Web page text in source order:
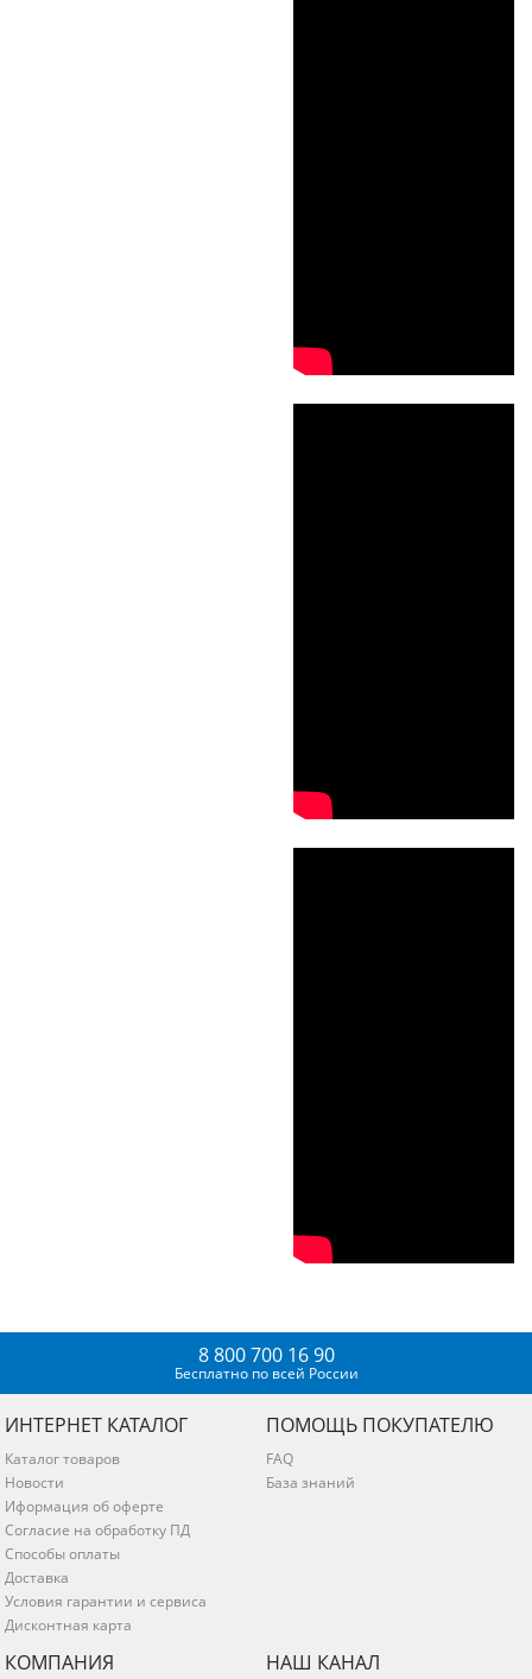
8 800 700 16 90
Бесплатно по всей России
ИНТЕРНЕТ КАТАЛОГ
Каталог товаров
Новости
Иформация об оферте
Согласие на обработку ПД
Способы оплаты
Доставка
Условия гарантии и сервиса
Дисконтная карта
ПОМОЩЬ ПОКУПАТЕЛЮ
FAQ
База знаний
КОМПАНИЯ НАШ КАНАЛ